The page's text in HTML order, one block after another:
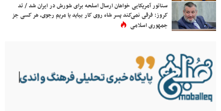
سناتور آمریکایی خواهان ارسال اسلحه برای شورش در ایران شد / تد
کروز: فرقی نمی‌کند پسر شاه روی کار بیاید یا مریم رجوی، هر کسی جز
جمهوری اسلامی